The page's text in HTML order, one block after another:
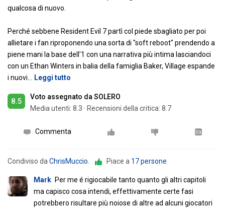
qualcosa di nuovo.
Perché sebbene Resident Evil 7 partì col piede sbagliato per poi
allietare i fan riproponendo una sorta di "soft reboot" prendendo a
piene mani la base dell'1 con una narrativa più intima lasciandoci
con un Ethan Winters in balia della famiglia Baker, Village espande
i nuovi… Leggi tutto
8.5
Voto assegnato da SOLERO
Media utenti: 8.3 · Recensioni della critica: 8.7
Commenta
Condiviso daChrisMuccio. Piace a 17 persone
Mark Per me é rigiocabile tanto quanto gli altri capitoli
ma capisco cosa intendi, effettivamente certe fasi
potrebbero risultare più noiose di altre ad alcuni giocatori